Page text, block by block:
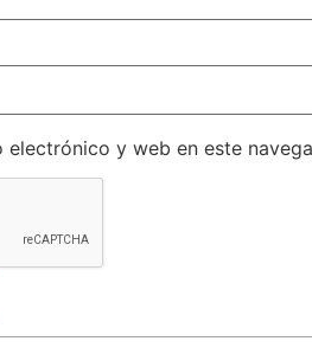
electrónico y web en este